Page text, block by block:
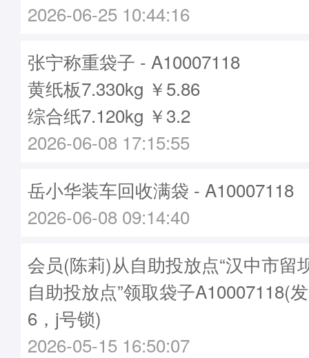
2026-06-25 10:44:16
张宁称重袋子 - A10007118
黄纸板7.330kg ￥5.86
综合纸7.120kg ￥3.2
2026-06-08 17:15:55
岳小华装车回收满袋 - A10007118
2026-06-08 09:14:40
会员(陈莉)从自助投放点“汉中市留
自助投放点”领取袋子A10007118(
6，j号锁)
2026-05-15 16:50:07